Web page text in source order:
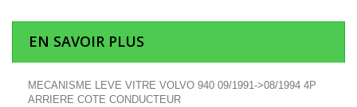
EN SAVOIR PLUS
MECANISME LEVE VITRE VOLVO 940 09/1991->08/1994 4P
ARRIERE COTE CONDUCTEUR